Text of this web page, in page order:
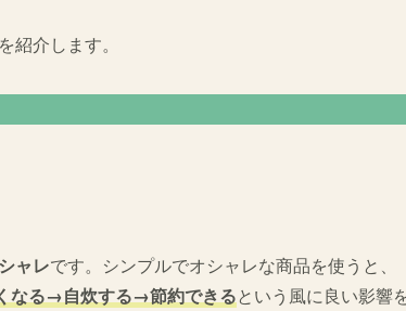
介します。
ャレです。シンプルでオシャレな商品を使うと、
なる→自炊する→節約できるという風に良い影響